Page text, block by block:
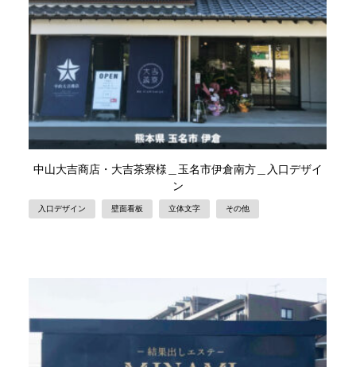
中山大吉商店・大吉茶寮様＿玉名市伊倉南方＿入口デザイ
ン
入口デザイン 壁面看板 立体文字 その他